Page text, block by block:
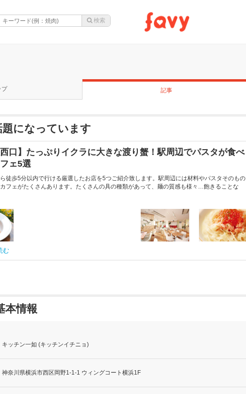
プ 記事
になっています
西口】たっぷりイクラに大きな渡り蟹！駅周辺でパスタが食べ
ェ5選
徒歩5分以内で行ける厳選したお店を5つご紹介致します。駅周辺には材料やパスタそのもの
フェがたくさんあります。たくさんの具の種類があって、麺の質感も様々…飽きることな
む
本情報
キッチン一如 (キッチンイチニョ)
神奈川県横浜市西区岡野1-1-1 ウィングコート横浜1F